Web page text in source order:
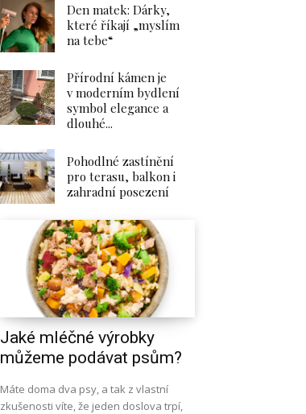
Den matek: Dárky,
které říkají „myslím
na tebe“
Přírodní kámen je
v moderním bydlení
symbol elegance a
dlouhé...
Pohodlné zastínění
pro terasu, balkon i
zahradní posezení
Jaké mléčné výrobky
můžeme podávat psům?
Máte doma dva psy, a tak z vlastní
zkušenosti víte, že jeden doslova trpí,